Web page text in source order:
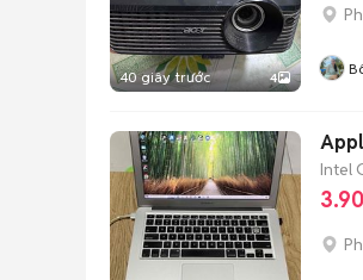
40 giây trước 4
Intel